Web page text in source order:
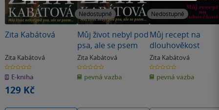
Zita Kabátová
Zita Kabátová
0.0
z
5
hvězdiček
E-kniha
129 Kč
Nedostupné
Můj život nebyl pod
psa, ale se psem
Zita Kabátová
0.0
z
5
hvězdiček
pevná vazba
Nedostupné
Můj recept na
dlouhověkost
Zita Kabátová
0.0
z
5
hvězdiček
pevná vazba